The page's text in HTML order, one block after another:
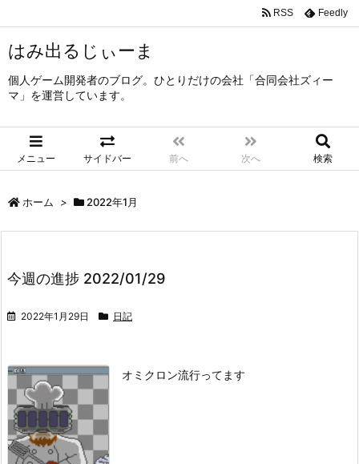
はみ出るじぃーま
個人ゲーム開発者のブログ。ひとりだけの会社「合同会社ズィー
マ」を運営しています。
メニュー サイドバー 前へ 次へ 検索
RSS Feedly
ホーム > 2022年1月
今週の進捗 2022/01/29
2022年1月29日 日記
オミクロン流行ってます